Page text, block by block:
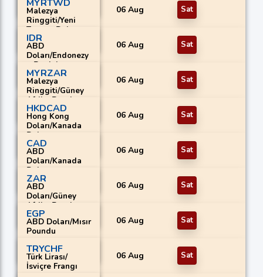
MYRTWD
Malezya
Ringgiti/Yeni
Tayvan Doları
06 Aug Sat
IDR
ABD
Doları/Endonezy
a Rupiahı
06 Aug Sat
MYRZAR
Malezya
Ringgiti/Güney
Afrika Randı
06 Aug Sat
HKDCAD
Hong Kong
Doları/Kanada
Doları
06 Aug Sat
CAD
ABD
Doları/Kanada
Doları
06 Aug Sat
ZAR
ABD
Doları/Güney
Afrika Randı
06 Aug Sat
EGP
ABD Doları/Mısır
Poundu
06 Aug Sat
TRYCHF
Türk Lirası/
İsviçre Frangı
06 Aug Sat